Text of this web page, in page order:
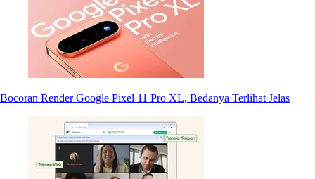
Bocoran Render Google Pixel 11 Pro XL, Bedanya Terlihat Jelas